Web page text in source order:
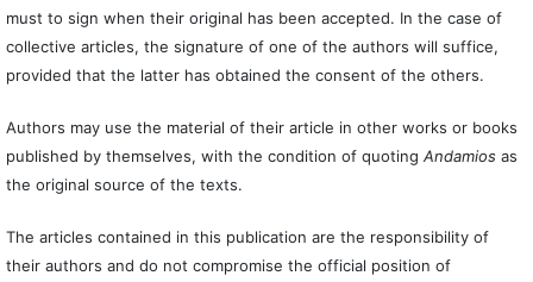
must to sign when their original has been accepted. In the case of
collective articles, the signature of one of the authors will suffice,
provided that the latter has obtained the consent of the others.
Authors may use the material of their article in other works or books
published by themselves, with the condition of quoting Andamiosas
the original source of the texts.
The articles contained in this publication are the responsibility of
their authors and do not compromise the official position of